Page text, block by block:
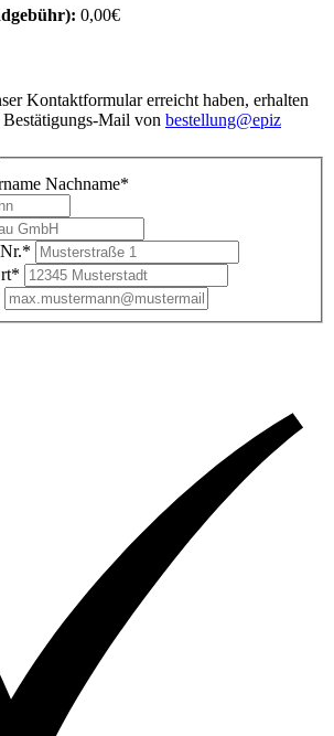
0,00€
Kontaktformular erreicht haben, erhalten
Bestätigungs-Mail von bestellung@epiz
Nachname*
*
*